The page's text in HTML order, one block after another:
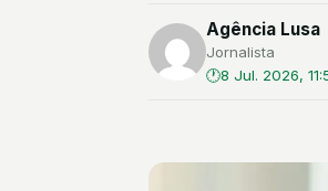
Agência Lusa
Jornalista
8 Jul. 2026,